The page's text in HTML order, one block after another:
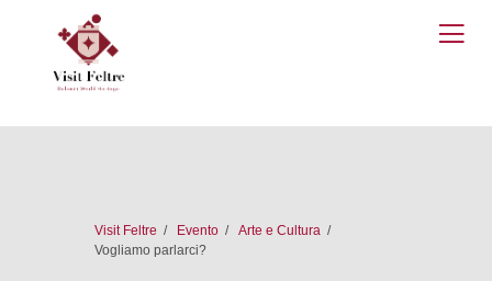
Visit Feltre Evento
Arte e Cultura
Vogliamo parlarci?